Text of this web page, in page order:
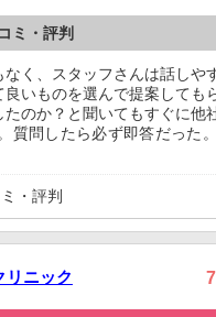
ミ・評判
なく、スタッフさんは話しや
良いものを選んで提案しても
たのか？と聞いてもすぐに他
質問したら必ず即答だった
・評判
リニック